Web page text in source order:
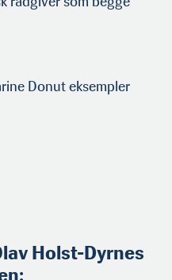
Donut eksempler
Holst-Dyrnes
: